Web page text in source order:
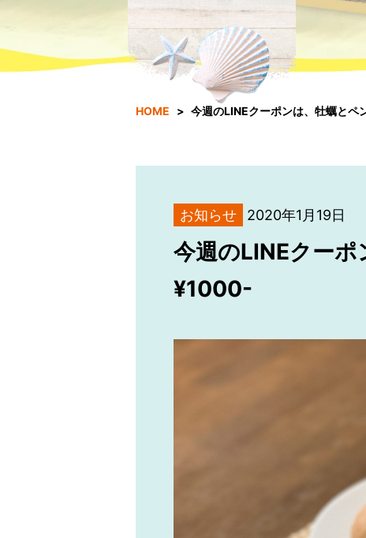
HOME 今週のLINEクーポンは、牡蠣と
お知らせ 2020年1月19日
今週のLINEクー
¥1000-